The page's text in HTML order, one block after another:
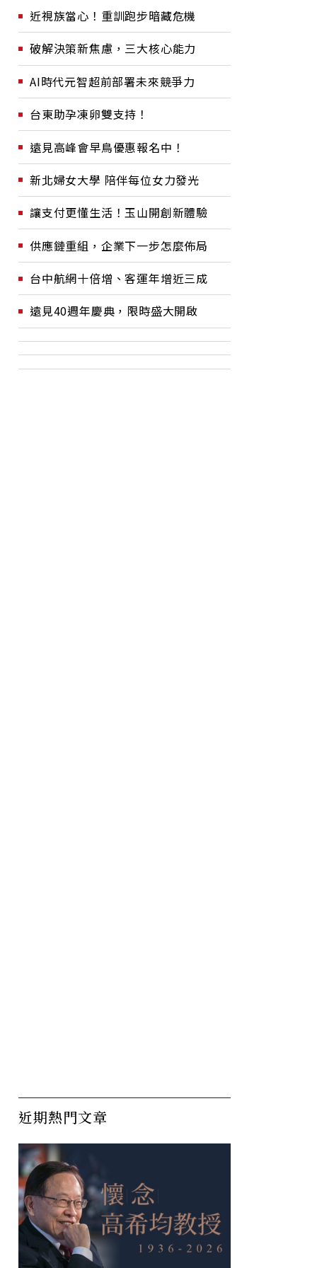
近視族當心！重訓跑步暗藏危機
破解決策新焦慮，三大核心能力
AI時代元智超前部署未來競爭力
台東助孕凍卵雙支持！
遠見高峰會早鳥優惠報名中！
新北婦女大學 陪伴每位女力發光
讓支付更懂生活！玉山開創新體驗
供應鏈重組，企業下一步怎麼佈局
台中航網十倍增、客運年增近三成
遠見40週年慶典，限時盛大開啟
近期熱門文章